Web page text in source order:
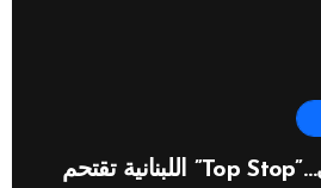
من بيروت إلى دبي…”Top Stop” اللبنانية تقتحم